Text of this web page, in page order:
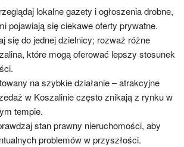
lokalne gazety i ogłoszenia drobne,
pojawiają się ciekawe oferty prywatne.
się do jednej dzielnicy; rozważ różne
które mogą oferować lepszy stosunek
na szybkie działanie – atrakcyjne
w Koszalinie często znikają z rynku w
tempie.
stan prawny nieruchomości, aby
problemów w przyszłości.